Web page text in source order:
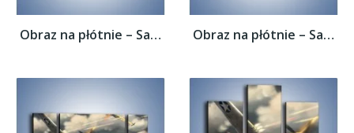
Obraz na płótnie – Samolotem w stronę... Obraz na płótnie – Samolotem w stronę...